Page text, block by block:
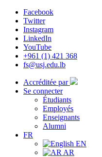
Facebook
Twitter
Instagram
LinkedIn
YouTube
+961 (1) 421 368
fs@usj.edu.lb
Accréditée par
Se connecter
Étudiants
Employés
Enseignants
Alumni
FR
EN
AR